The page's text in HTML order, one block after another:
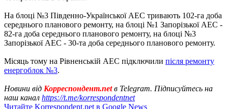
На блоці №3 Південно-Української АЕС тривають 102-га доба
середнього планового ремонту, на блоці №1 Запорізької АЕС -
82-га доба середнього планового ремонту, на блоці №3
Запорізької АЕС - 30-та доба середнього планового ремонту.
Місяць тому на Рівненській АЕС підключили після ремонту
енергоблок №3.
Новини від Корреспондент.netв Telegram. Підписуйтесь на
наш канал https://t.me/korrespondentnet
Читайте Korrespondent.net в Google News